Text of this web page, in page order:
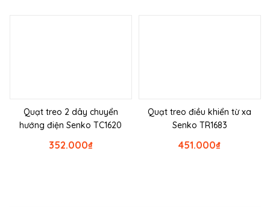
Quạt treo 2 dây chuyển
hướng điện Senko TC1620
₫
352.000
Quạt treo điều khiển từ xa
Senko TR1683
₫
451.000